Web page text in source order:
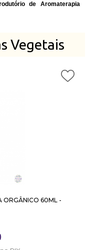
de Aromaterapia
Vegetais
ORGÂNICO 60ML -